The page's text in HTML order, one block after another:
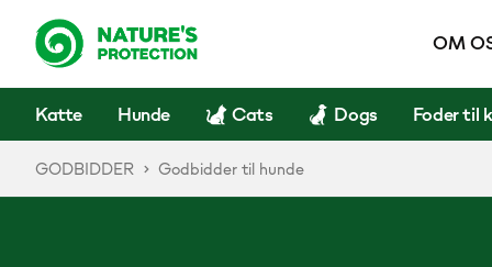
OM
Katte Hunde Cats Dogs Foder til
GODBIDDER Godbidder til hunde